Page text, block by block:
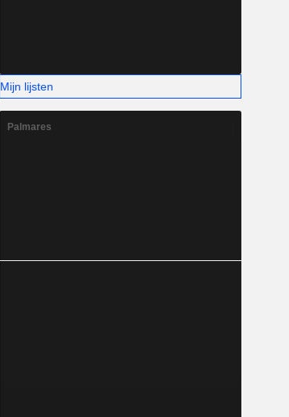
Mijn lijsten
Palmares